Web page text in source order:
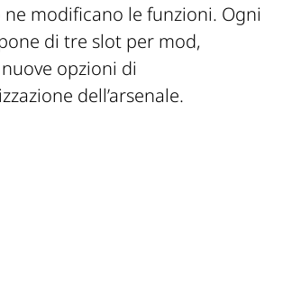
modificano le funzioni. Ogni
di tre slot per mod,
opzioni di
dell’arsenale.